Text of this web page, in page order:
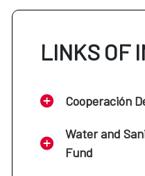
LINKS OF
Cooperación
Water and
Fund